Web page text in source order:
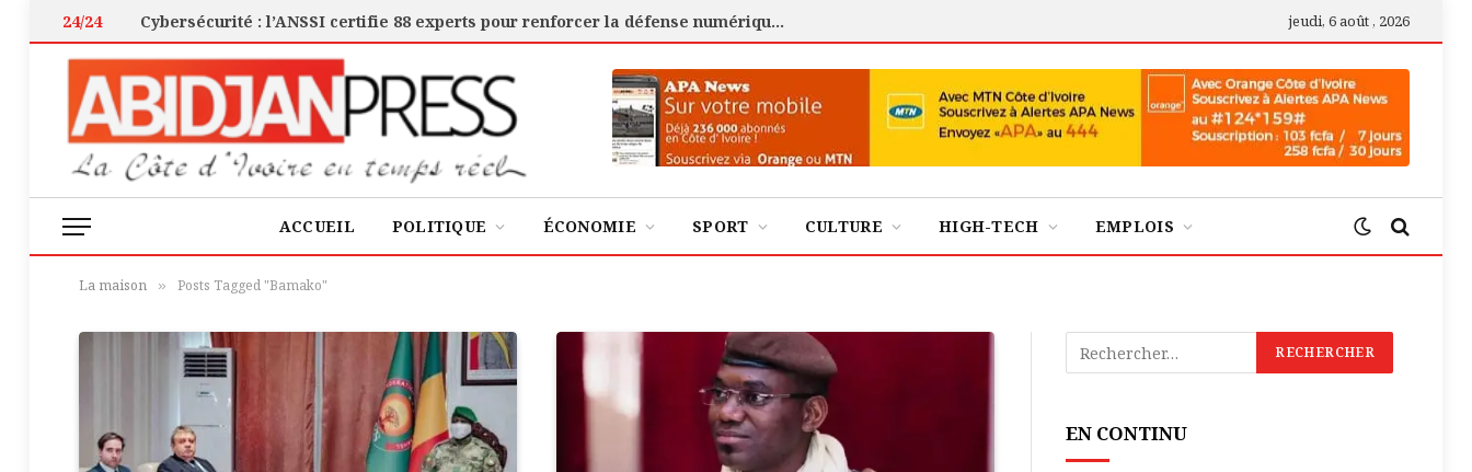
24/24 Cybersécurité : l’ANSSI certifie 88 experts pour renforcer la défense numérique de la Côte d’Ivoire jeudi, 6 août , 2026
ACCUEIL POLITIQUE ÉCONOMIE SPORT CULTURE HIGH-TECH EMPLOIS
La maison » Posts Tagged "Bamako"
EN CONTINU